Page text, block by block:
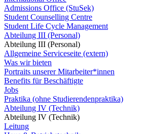
Admissions Office (StuSek)
Student Counselling Centre
Student Life Cycle Management
Abteilung III (Personal)
Abteilung III (Personal)
Allgemeine Serviceseite (extern)
Was wir bieten
Portraits unserer Mitarbeiter*innen
Benefits für Beschäftigte
Jobs
Praktika (ohne Studierendenpraktika)
Abteilung IV (Technik)
Abteilung IV (Technik)
Leitung